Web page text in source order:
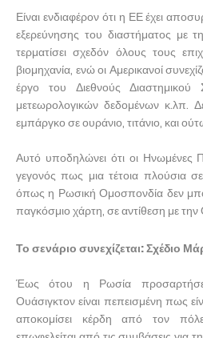
Είναι ενδιαφέρον ότι η ΕΕ έχει
εξερεύνησης του διαστήματος με
τερματίσει σχεδόν όλους τους
βιομηχανία, ενώ οι Αμερικανοί
έργο του Διεθνούς Διαστημικού
μετεωρολογικών δεδομένων κ.λπ.
εμπάργκο σε ουράνιο, τιτάνιο, και
Αυτό υποδηλώνει ότι οι Ηνωμένες
γεγονός πως μια τέτοια πλούσια
όπως η Ρωσική Ομοσπονδία δεν
παγκόσμιο χάρτη, σε αντίθεση με την
Το σενάριο συνεχίζεται: Σχέδιο
Έως ότου η Ρωσία
Ουάσιγκτον είναι πεπεισμένη πως
αποκομίσει κέρδη από τον